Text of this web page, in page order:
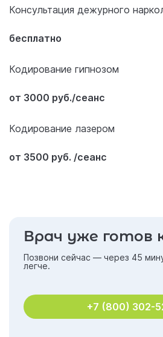
Консультация дежурного
бесплатно
Кодирование гипнозом
от 3000 руб./сеанс
Кодирование лазером
от 3500 руб. /сеанс
Врач уже готов
Позвони сейчас — через 45
легче.
+7 (800) 302-